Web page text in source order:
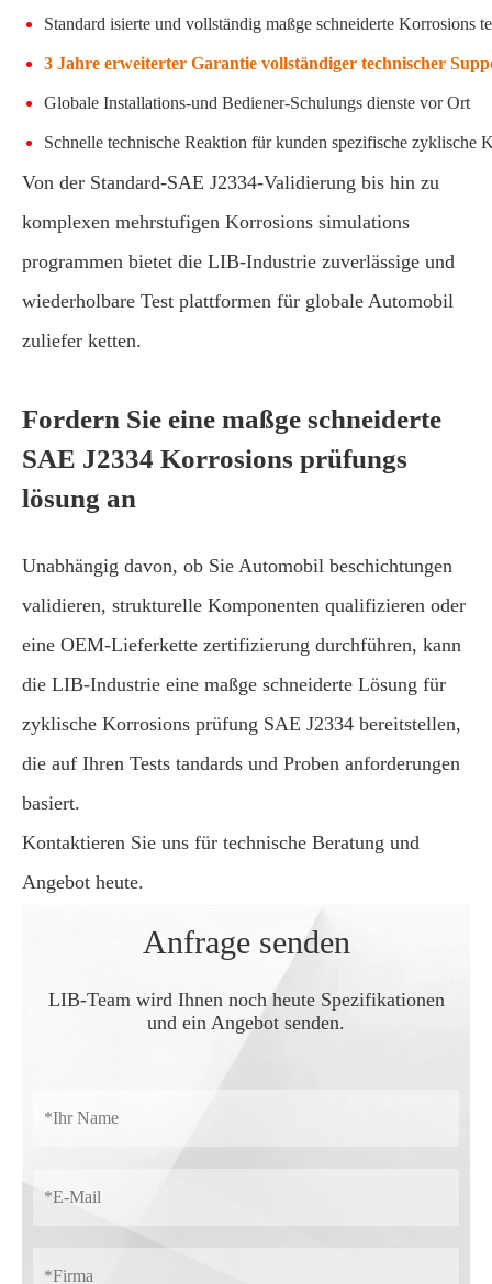
Standard isierte und vollständig maßge schneiderte Korrosions
3 Jahre erweiterter Garantie vollständiger technischer
Globale Installations-und Bediener-Schulungs dienste vor Ort
Schnelle technische Reaktion für kunden spezifische zyklische
Von der Standard-SAE J2334-Validierung bis hin zu
komplexen mehrstufigen Korrosions simulations
programmen bietet die LIB-Industrie zuverlässige und
wiederholbare Test plattformen für globale Automobil
zuliefer ketten.
Fordern Sie eine maßge schneiderte
SAE J2334 Korrosions prüfungs
lösung an
Unabhängig davon, ob Sie Automobil beschichtungen
validieren, strukturelle Komponenten qualifizieren oder
eine OEM-Lieferkette zertifizierung durchführen, kann
die LIB-Industrie eine maßge schneiderte Lösung für
zyklische Korrosions prüfung SAE J2334 bereitstellen,
die auf Ihren Tests tandards und Proben anforderungen
basiert.
Kontaktieren Sie uns für technische Beratung und
Angebot heute.
Anfrage senden
LIB-Team wird Ihnen noch heute Spezifikationen
und ein Angebot senden.